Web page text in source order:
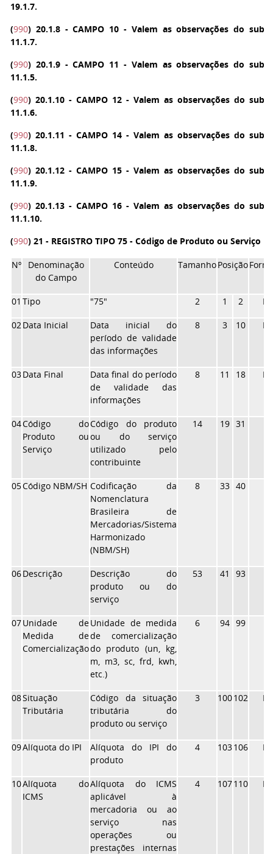
19.1.7.
(990) 20.1.8 - CAMPO 10 - Valem as observações do
11.1.7.
(990) 20.1.9 - CAMPO 11 - Valem as observações do
11.1.5.
(990) 20.1.10 - CAMPO 12 - Valem as observações do
11.1.6.
(990) 20.1.11 - CAMPO 14 - Valem as observações do
11.1.8.
(990) 20.1.12 - CAMPO 15 - Valem as observações do
11.1.9.
(990) 20.1.13 - CAMPO 16 - Valem as observações do
11.1.10.
(990) 21 - REGISTRO TIPO 75 - Código de Produto ou Serviço
Nº
Denominação
do Campo
Conteúdo TamanhoPosição
01 Tipo "75" 2 1 2 N
02Data Inicial
Data inicial do
período de validade
das informações
8 3 10 N
03Data Final
Data final do período
de validade das
informações
8 11 18 N
04Código do
Produto ou
Serviço
Código do produto
ou do serviço
utilizado pelo
contribuinte
14 19 31
05Código NBM/SH Codificação da
Nomenclatura
Brasileira de
Mercadorias/Sistema
Harmonizado
(NBM/SH)
8 33 40
06Descrição
Descrição do
produto ou do
serviço
53 41 93
07Unidade de
Medida de
Comercialização
Unidade de medida
de comercialização
do produto (un, kg,
m, m3, sc, frd, kwh,
etc.)
6 94 99
08Situação
Tributária
Código da situação
tributária do
produto ou serviço
3 100102 N
09Alíquota do IPI
Alíquota do IPI do
produto
4 103106 N
10Alíquota do
ICMS
Alíquota do ICMS
aplicável à
mercadoria ou ao
serviço nas
operações ou
prestações internas
4 107110 N